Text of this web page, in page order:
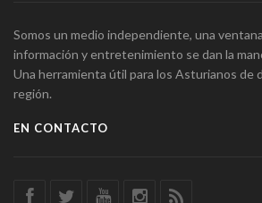
Somos un medio independiente, una
información y entretenimiento se dan la
Una herramienta útil para los Asturianos de
región.
EN CONTACTO